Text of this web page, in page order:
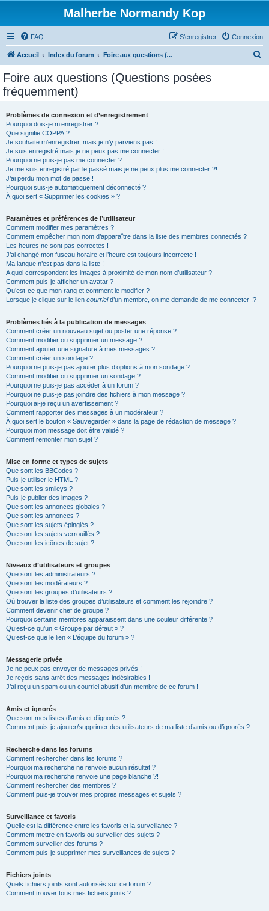
Malherbe Normandy Kop
FAQ Connexion
S’enregistrer
Accueil Index du forum Foire aux questions (Questions posées fréquemment)
Foire aux questions (Questions posées
fréquemment)
Problèmes de connexion et d’enregistrement
Pourquoi dois-je m’enregistrer ?
Que signifie COPPA ?
Je souhaite m’enregistrer, mais je n’y parviens pas !
Je suis enregistré mais je ne peux pas me connecter !
Pourquoi ne puis-je pas me connecter ?
Je me suis enregistré par le passé mais je ne peux plus me connecter ?!
J’ai perdu mon mot de passe !
Pourquoi suis-je automatiquement déconnecté ?
À quoi sert « Supprimer les cookies » ?
Paramètres et préférences de l’utilisateur
Comment modifier mes paramètres ?
Comment empêcher mon nom d’apparaître dans la liste des membres connectés ?
Les heures ne sont pas correctes !
J’ai changé mon fuseau horaire et l’heure est toujours incorrecte !
Ma langue n’est pas dans la liste !
A quoi correspondent les images à proximité de mon nom d’utilisateur ?
Comment puis-je afficher un avatar ?
Qu’est-ce que mon rang et comment le modifier ?
Lorsque je clique sur le lien courrield’un membre, on me demande de me connecter !?
Problèmes liés à la publication de messages
Comment créer un nouveau sujet ou poster une réponse ?
Comment modifier ou supprimer un message ?
Comment ajouter une signature à mes messages ?
Comment créer un sondage ?
Pourquoi ne puis-je pas ajouter plus d’options à mon sondage ?
Comment modifier ou supprimer un sondage ?
Pourquoi ne puis-je pas accéder à un forum ?
Pourquoi ne puis-je pas joindre des fichiers à mon message ?
Pourquoi ai-je reçu un avertissement ?
Comment rapporter des messages à un modérateur ?
À quoi sert le bouton « Sauvegarder » dans la page de rédaction de message ?
Pourquoi mon message doit être validé ?
Comment remonter mon sujet ?
Mise en forme et types de sujets
Que sont les BBCodes ?
Puis-je utiliser le HTML ?
Que sont les smileys ?
Puis-je publier des images ?
Que sont les annonces globales ?
Que sont les annonces ?
Que sont les sujets épinglés ?
Que sont les sujets verrouillés ?
Que sont les icônes de sujet ?
Niveaux d’utilisateurs et groupes
Que sont les administrateurs ?
Que sont les modérateurs ?
Que sont les groupes d’utilisateurs ?
Où trouver la liste des groupes d’utilisateurs et comment les rejoindre ?
Comment devenir chef de groupe ?
Pourquoi certains membres apparaissent dans une couleur différente ?
Qu’est-ce qu’un « Groupe par défaut » ?
Qu’est-ce que le lien « L’équipe du forum » ?
Messagerie privée
Je ne peux pas envoyer de messages privés !
Je reçois sans arrêt des messages indésirables !
J’ai reçu un spam ou un courriel abusif d’un membre de ce forum !
Amis et ignorés
Que sont mes listes d’amis et d’ignorés ?
Comment puis-je ajouter/supprimer des utilisateurs de ma liste d’amis ou d’ignorés ?
Recherche dans les forums
Comment rechercher dans les forums ?
Pourquoi ma recherche ne renvoie aucun résultat ?
Pourquoi ma recherche renvoie une page blanche ?!
Comment rechercher des membres ?
Comment puis-je trouver mes propres messages et sujets ?
Surveillance et favoris
Quelle est la différence entre les favoris et la surveillance ?
Comment mettre en favoris ou surveiller des sujets ?
Comment surveiller des forums ?
Comment puis-je supprimer mes surveillances de sujets ?
Fichiers joints
Quels fichiers joints sont autorisés sur ce forum ?
Comment trouver tous mes fichiers joints ?